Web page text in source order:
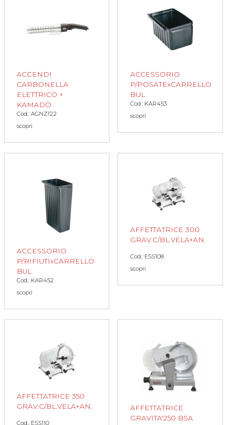
ACCENDI
CARBONELLA
ELETTRICO ×
KAMADO
Cod.: AGNZ122
scopri
ACCESSORIO
P/POSATExCARRELLO
BUL
Cod.: KAR453
scopri
ACCESSORIO
P/RIFIUTIxCARRELLO
BUL
Cod.: KAR452
scopri
AFFETTATRICE 300
GRAV.C/BL.VELA+AN.
Cod.: ESS108
scopri
AFFETTATRICE 350
GRAV.C/BL.VELA+AN.
Cod.: ESS110
AFFETTATRICE
GRAVITA'250 BSA